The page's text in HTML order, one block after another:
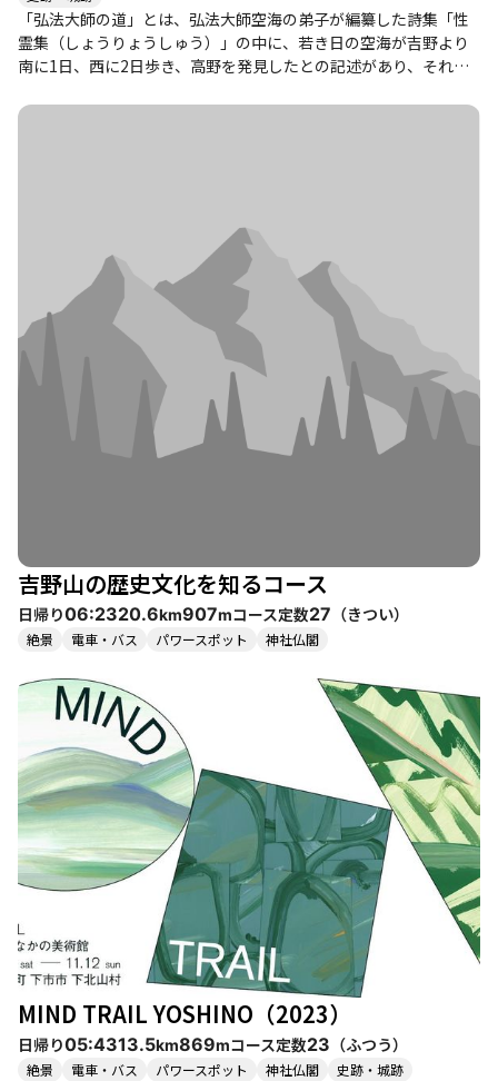
「弘法大師の道」とは、弘法大師空海の弟子が編纂した詩集「性
霊集（しょうりょうしゅう）」の中に、若き日の空海が吉野より
南に1日、西に2日歩き、高野を発見したとの記述があり、それを
る。行程のほとんどが尾根道で、古道らしい風情や美しい景色を
吉野山の歴史文化を知るコース
日帰り06:2320.6km907mコース定数27 （きつい）
絶景 電車・バス パワースポット 神社仏閣
MIND TRAIL YOSHINO（2023）
日帰り05:4313.5km869mコース定数23 （ふつう）
絶景 電車・バス パワースポット 神社仏閣 史跡・城跡